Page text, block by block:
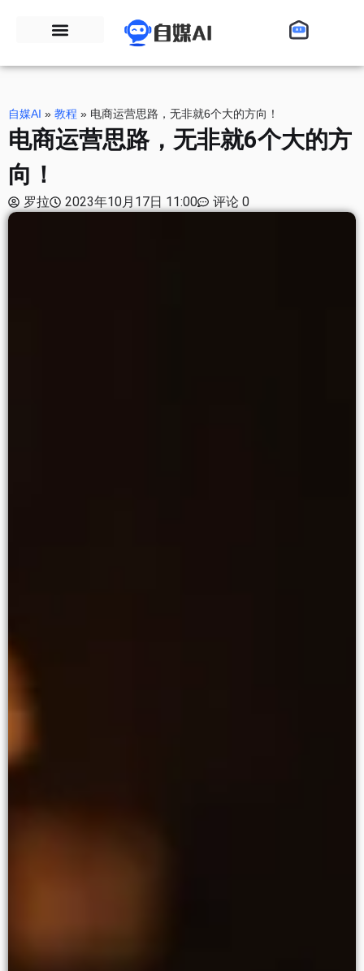
自媒AI » 教程 » 电商运营思路，无非就6个大的方向！
电商运营思路，无非就6个大的方
向！
罗拉 2023年10月17日 11:00 评论 0